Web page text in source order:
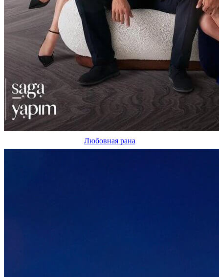
Любовная рана